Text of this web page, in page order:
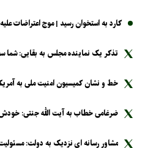
کارد به استخوان رسید | موج اعتراضات
تذکر یک نماینده مجلس به بقایی: شما
خط و نشان کمیسیون امنیت ملی به
ضرغامی خطاب به آیت الله جنتی: خودش
مشاور رسانه ای نزدیک به دولت: